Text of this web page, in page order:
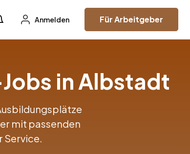
Anmelden Für Arbeitgeber
in Albstadt
mit passenden
Service.